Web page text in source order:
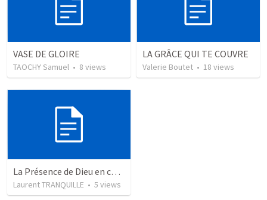
VASE DE GLOIRE
TAOCHY Samuel • 8 views
LA GRÂCE QUI TE COUVRE
Valerie Boutet • 18 views
La Présence de Dieu en commandement suprême
Laurent TRANQUILLE • 5 views